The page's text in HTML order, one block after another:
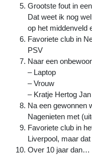
Grootste fout in
Dat weet ik nog
op het middenveld
Favoriete club in
PSV
Naar een
– Laptop
– Vrouw
– Kratje Hertog Jan
Na een gewonnen
Nagenieten met
Favoriete club in
Liverpool, maar
Over 10 jaar dan…